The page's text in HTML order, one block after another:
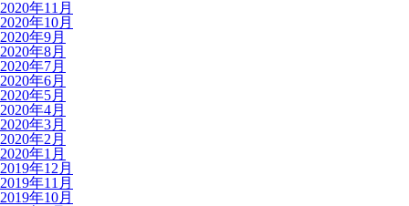
2020年11月
2020年10月
2020年9月
2020年8月
2020年7月
2020年6月
2020年5月
2020年4月
2020年3月
2020年2月
2020年1月
2019年12月
2019年11月
2019年10月